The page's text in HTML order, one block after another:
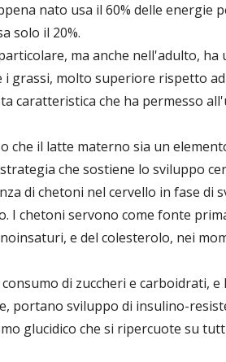
nato usa il 60% delle energie
solo il 20%.
ma anche nell'adulto, ha
grassi, molto superiore rispetto
caratteristica che ha permesso
che il latte materno sia un
che sostiene lo sviluppo
di chetoni nel cervello in fase di
I chetoni servono come fonte
e del colesterolo, nei
consumo di zuccheri e carboidrati,
portano sviluppo di insulino-
glucidico che si ripercuote su